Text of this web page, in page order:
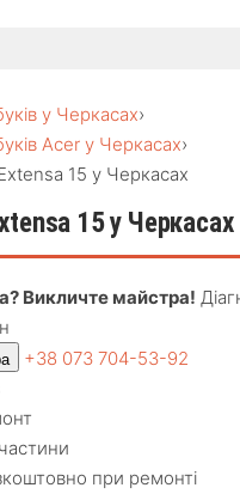
у Черкасах›
Acer у Черкасах›
15 у Черкасах
15 у Черкасах
Викличте майстра!
+38 073 704-53-92
при ремонті